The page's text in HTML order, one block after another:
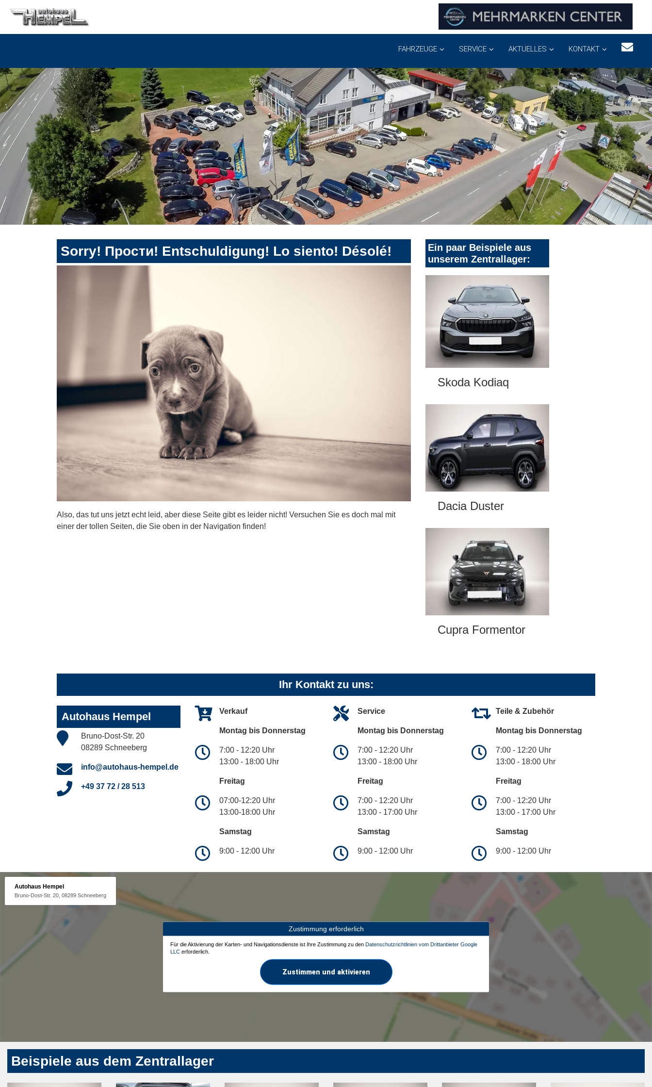
FAHRZEUGE SERVICE AKTUELLES KONTAKT
Sorry! Прости! Entschuldigung! Lo siento! Désolé!
Also, das tut uns jetzt echt leid, aber diese Seite gibt es leider nicht! Versuchen Sie es doch mal mit
einer der tollen Seiten, die Sie oben in der Navigation finden!
Ein paar Beispiele aus
unserem Zentrallager:
Skoda Kodiaq
Dacia Duster
Cupra Formentor
Ihr Kontakt zu uns:
Autohaus Hempel
Bruno-Dost-Str. 20
08289 Schneeberg
info@autohaus-hempel.de
+49 37 72 / 28 513
Verkauf
Montag bis Donnerstag
7:00 - 12:20 Uhr
13:00 - 18:00 Uhr
Freitag
07:00-12:20 Uhr
13:00-18:00 Uhr
Samstag
9:00 - 12:00 Uhr
Service
Montag bis Donnerstag
7:00 - 12:20 Uhr
13:00 - 18:00 Uhr
Freitag
7:00 - 12:20 Uhr
13:00 - 17:00 Uhr
Samstag
9:00 - 12:00 Uhr
Teile & Zubehör
Montag bis Donnerstag
7:00 - 12:20 Uhr
13:00 - 18:00 Uhr
Freitag
7:00 - 12:20 Uhr
13:00 - 17:00 Uhr
Samstag
9:00 - 12:00 Uhr
Autohaus Hempel
Bruno-Dost-Str. 20, 08289 Schneeberg
Zustimmung erforderlich
Für die Aktivierung der Karten- und Navigationsdienste ist Ihre Zustimmung zu den Datenschutzrichtlinien vom Drittanbieter Google
LLC erforderlich.
Zustimmen und aktivieren
Beispiele aus dem Zentrallager